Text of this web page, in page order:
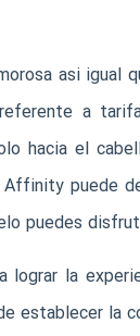
asi­
a
hacia el
puede
puedes
la
establecer la